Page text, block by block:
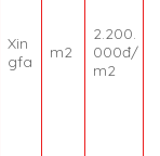
Xin
gfa
m2
2.200.
000đ/
m2